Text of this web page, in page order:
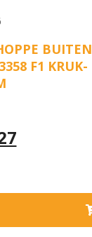
BUITEN
F1 KRUK-